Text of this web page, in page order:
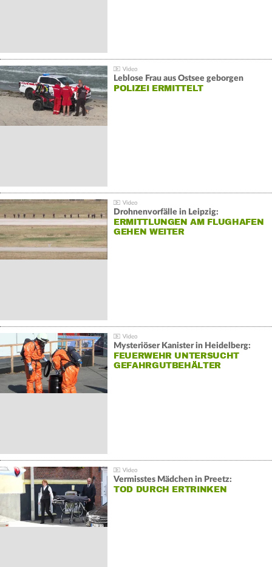
Leblose Frau aus Ostsee geborgen
POLIZEI ERMITTELT
Drohnenvorfälle in Leipzig:
ERMITTLUNGEN AM FLUGHAFEN
GEHEN WEITER
Mysteriöser Kanister in Heidelberg:
FEUERWEHR UNTERSUCHT
GEFAHRGUTBEHÄLTER
Vermisstes Mädchen in Preetz:
TOD DURCH ERTRINKEN